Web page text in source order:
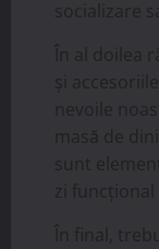
socializare
În al doilea
și
nevoile
masă de
sunt
zi funcțional
În final,